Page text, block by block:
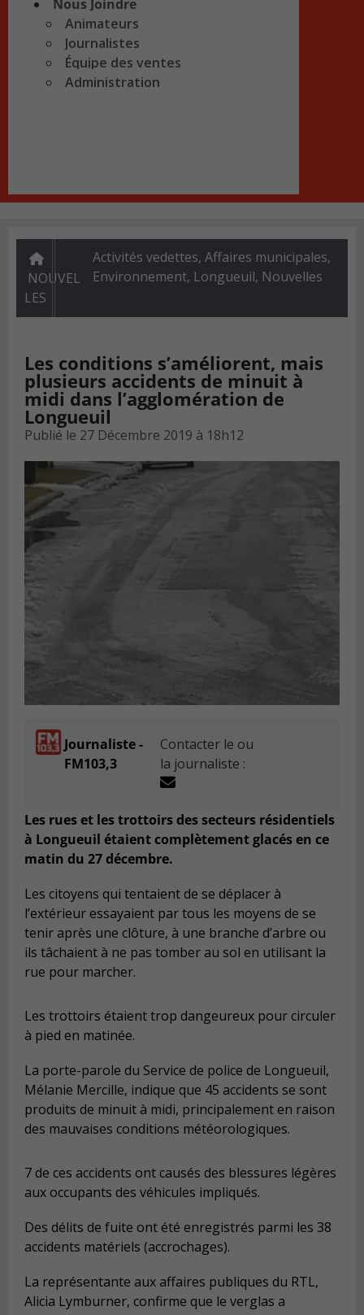
Nous Joindre
Animateurs
Journalistes
Équipe des ventes
Administration
NOUVEL
LES
Activités vedettes,Affaires municipales,
Environnement, Longueuil, Nouvelles
Les conditions s’améliorent, mais
plusieurs accidents de minuit à
midi dans l’agglomération de
Longueuil
Publié le 27 Décembre 2019 à 18h12
Journaliste -
FM103,3
Contacter le ou
la journaliste :
Les rues et les trottoirs des secteurs résidentiels
à Longueuil étaient complètement glacés en ce
matin du 27 décembre.
Les citoyens qui tentaient de se déplacer à
l’extérieur essayaient par tous les moyens de se
tenir après une clôture, à une branche d’arbre ou
ils tâchaient à ne pas tomber au sol en utilisant la
rue pour marcher.
Les trottoirs étaient trop dangeureux pour circuler
à pied en matinée.
La porte-parole du Service de police de Longueuil,
Mélanie Mercille, indique que 45 accidents se sont
produits de minuit à midi, principalement en raison
des mauvaises conditions météorologiques.
7 de ces accidents ont causés des blessures légères
aux occupants des véhicules impliqués.
Des délits de fuite ont été enregistrés parmi les 38
accidents matériels (accrochages).
La représentante aux affaires publiques du RTL,
Alicia Lymburner, confirme que le verglas a